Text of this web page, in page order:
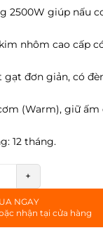
2500W giúp nấu
nhôm cao cấp
gạt đơn giản, có
(Warm), giữ
12 tháng.
+
NGAY
nhận tại cửa hàng